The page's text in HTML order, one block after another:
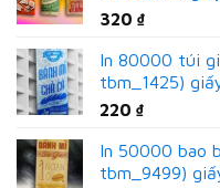
320 ₫
In 80000 túi
tbm_1425)
220 ₫
In 50000 bao
tbm_9499)